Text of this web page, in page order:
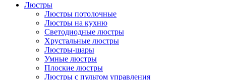
Люстры
Люстры потолочные
Люстры на кухню
Светодиодные люстры
Хрустальные люстры
Люстры-шары
Умные люстры
Плоские люстры
Люстры с пультом управления